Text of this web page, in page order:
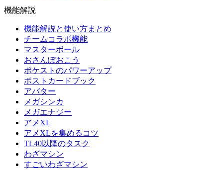
機能解説
機能解説と使い方まとめ
チームコラボ機能
マスターボール
おさんぽおこう
ポケストのパワーアップ
ポストカードブック
アバター
メガシンカ
メガエナジー
アメXL
アメXLを集めるコツ
TL40以降のタスク
わざマシン
すごいわざマシン